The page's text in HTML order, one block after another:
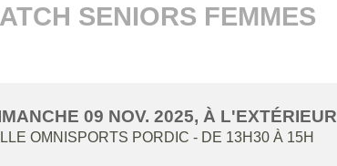
SENIORS FEMMES
09 NOV. 2025, À L'EXTÉRIEUR
OMNISPORTS PORDIC - DE 13H30 À 15H